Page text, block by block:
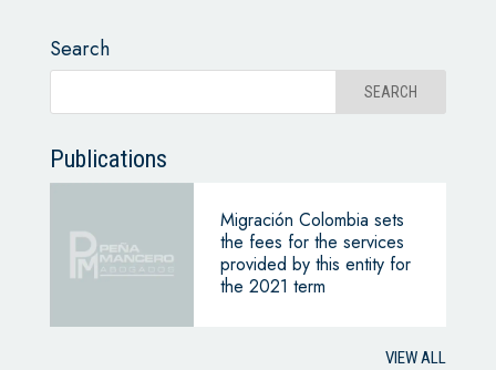
Search
Publications
Migración Colombia sets
the fees for the services
provided by this entity for
the 2021 term
VIEW ALL